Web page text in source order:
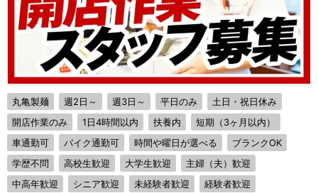
丸亀製麺 週2日～ 週3日～ 平日のみ
土日・祝日休み
開店作業のみ
1日4時間以内 扶養内
短期（3ヶ月以内）
車通勤可
バイク通勤可 時間や曜日が選べる
ブランクOK
学歴不問
高校生歓迎 大学生歓迎
主婦（夫）歓迎
中高年歓迎
シニア歓迎 未経験者歓迎
経験者歓迎